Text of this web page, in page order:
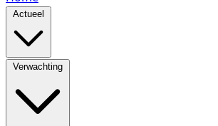
Actueel
Verwachting